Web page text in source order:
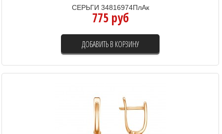
СЕРЬГИ 34816974ПлАк
775 руб
ДОБАВИТЬ В КОРЗИНУ